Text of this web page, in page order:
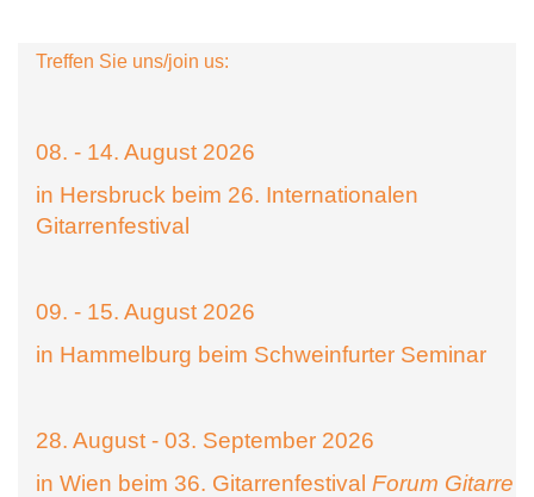
Treffen Sie uns/join us:
08. - 14. August 2026
in Hersbruck beim 26. Internationalen
Gitarrenfestival
09. - 15. August 2026
in Hammelburg beim Schweinfurter Seminar
28. August - 03. September 2026
in Wien beim 36. Gitarrenfestival Forum Gitarre